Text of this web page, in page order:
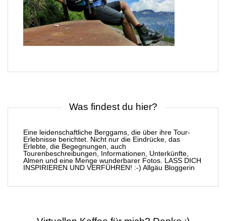
Was findest du hier?
Eine leidenschaftliche Berggams, die über ihre Tour-
Erlebnisse berichtet. Nicht nur die Eindrücke, das
Erlebte, die Begegnungen, auch
Tourenbeschreibungen, Informationen, Unterkünfte,
Almen und eine Menge wunderbarer Fotos. LASS DICH
INSPIRIEREN UND VERFÜHREN! :-) Allgäu Bloggerin